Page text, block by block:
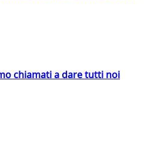
chiamati a dare tutti noi